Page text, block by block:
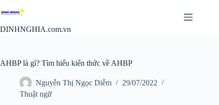
đến
nội
DINHNGHIA.com.vn
AHBP là gì? Tìm hiểu kiến thức về AHBP
Nguyễn Thị Ngọc Diễm
29/07/2022
Thuật ngữ